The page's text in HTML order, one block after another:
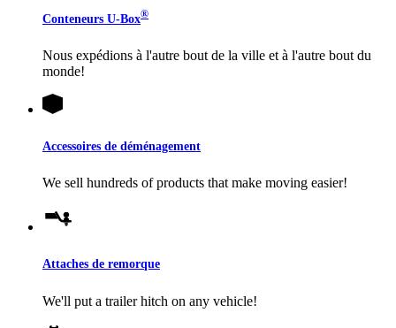
Conteneurs U-Box®
Nous expédions à l'autre bout de la ville et à l'autre bout du
monde!
Accessoires de déménagement
We sell hundreds of products that make moving easier!
Attaches de remorque
We'll put a trailer hitch on any vehicle!